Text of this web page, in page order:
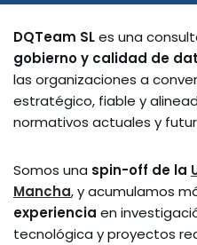
DQTeam SLes una
gobierno y calidad de
las organizaciones a
estratégico, fiable y
normativos actuales y
Somos una spin-off de la
Mancha, y acumulamos
experiencia en
tecnológica y proyectos